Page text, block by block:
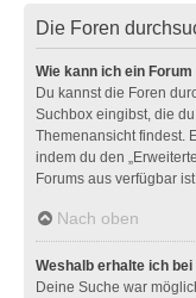
Die Foren
Wie kann ich ein
Du kannst die Foren
Suchbox eingibst, die
Themenansicht findest.
indem du den
Forums aus verfügbar ist.
Nach oben
Weshalb erhalte ich
Deine Suche war